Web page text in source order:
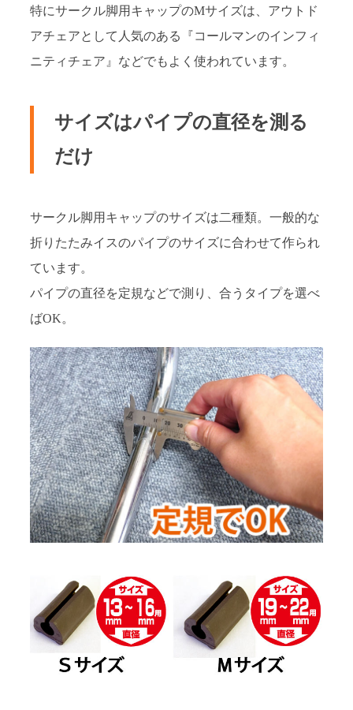
特にサークル脚用キャップのMサイズは、アウトド
アチェアとして人気のある『コールマンのインフィ
ニティチェア』などでもよく使われています。
サイズはパイプの直径を測る
だけ
サークル脚用キャップのサイズは二種類。一般的な
折りたたみイスのパイプのサイズに合わせて作られ
ています。
パイプの直径を定規などで測り、合うタイプを選べ
ばOK。